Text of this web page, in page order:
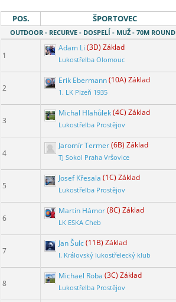
POS. ŠPORTOVEC
OUTDOOR - RECURVE - DOSPELÍ - MUŽ - 70M ROUND
1
Adam Li (3D) Základ
Lukostřelba Olomouc
2
Erik Ebermann(10A) Základ
1. LK Plzeň 1935
3
Michal Hlahůlek(4C) Základ
Lukostřelba Prostějov
4
Jaromír Termer(6B) Základ
TJ Sokol Praha Vršovice
5
Josef Křesala (1C) Základ
Lukostřelba Prostějov
6
Martin Hámor(8C) Základ
LK ESKA Cheb
7
Jan Šulc(11B) Základ
I. Královský lukostřelecký klub
8
Michael Roba (3C) Základ
Lukostřelba Prostějov